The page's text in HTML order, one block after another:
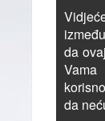
da
da